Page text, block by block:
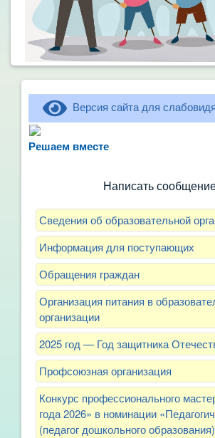
Версия сайта для
Решаем вместерассказать о
Написать
Сведения об образовательной
Информация для поступающих
Обращения граждан
Организация питания в
организации
2025 год — Год защитника
Профсоюзная организация
Конкурс профессионального
года 2026» в номинации
(педагог дошкольного образования)